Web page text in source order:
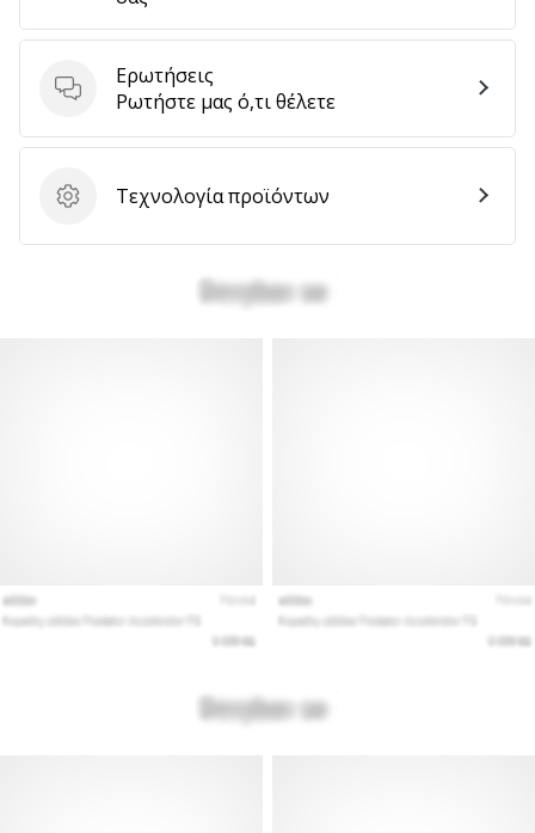
Εμφάνιση
των
Ερωτήσεις
Ερωτήσεις
Ρωτήστε μας ό,τι θέλετε
Τεχνολογία προϊόντων
Τεχνολογία προϊόντων